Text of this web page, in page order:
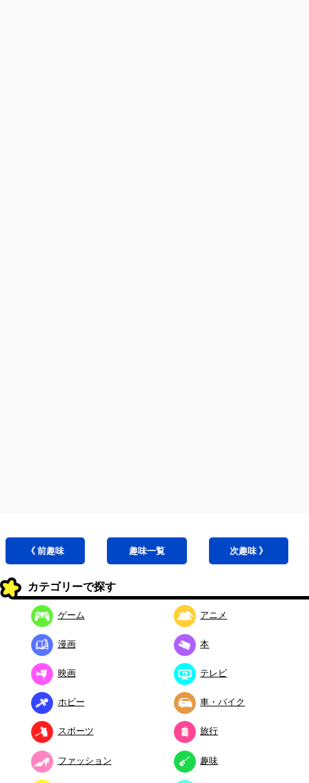
《 前趣味 趣味一覧 次趣味》
カテゴリーで探す
ゲーム アニメ
漫画 本
映画 テレビ
ホビー 車・バイク
スポーツ 旅行
ファッション 趣味